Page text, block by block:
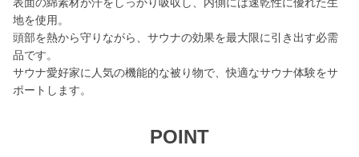
地を使用。
頭部を熱から守りながら、サウナの効果を最大限に引き出す必需
品です。
サウナ愛好家に人気の機能的な被り物で、快適なサウナ体験をサ
ポートします。
POINT